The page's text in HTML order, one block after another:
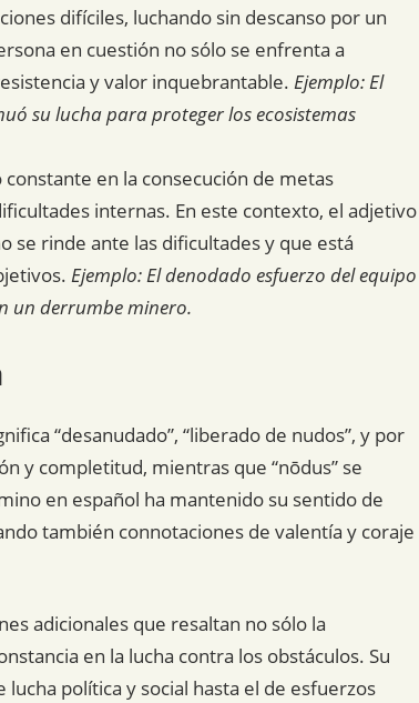
difíciles, luchando sin descanso por un
en cuestión no sólo se enfrenta a
y valor inquebrantable. Ejemplo: El
su lucha para proteger los ecosistemas
en la consecución de metas
internas. En este contexto, el adjetivo
se rinde ante las dificultades y que está
Ejemplo: El denodado esfuerzo del equipo
un derrumbe minero.
“desanudado”, “liberado de nudos”, y por
y completitud, mientras que “nōdus” se
en español ha mantenido su sentido de
también connotaciones de valentía y coraje
adicionales que resaltan no sólo la
en la lucha contra los obstáculos. Su
política y social hasta el de esfuerzos